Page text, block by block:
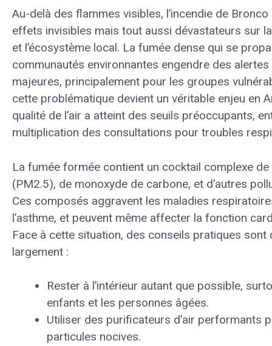
Au-delà des flammes visibles, l’incendie de
effets invisibles mais tout aussi dévastateurs sur
et l’écosystème local. La fumée dense qui se
communautés environnantes engendre des
majeures, principalement pour les groupes
cette problématique devient un véritable enjeu en
qualité de l’air a atteint des seuils préoccupants,
multiplication des consultations pour troubles
La fumée formée contient un cocktail complexe
(PM2.5), de monoxyde de carbone, et d’autres
Ces composés aggravent les maladies
l’asthme, et peuvent même affecter la fonction
Face à cette situation, des conseils pratiques sont
largement :
Rester à l’intérieur autant que possible,
enfants et les personnes âgées.
Utiliser des purificateurs d’air performants
particules nocives.